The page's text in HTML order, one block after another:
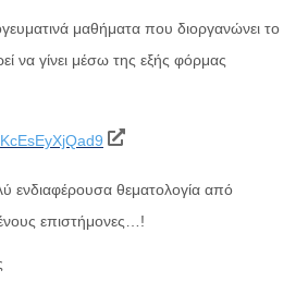
μαθήματα που διοργανώνει το
να γίνει μέσω της εξής φόρμας
ενδιαφέρουσα θεματολογία από
επιστήμονες…!